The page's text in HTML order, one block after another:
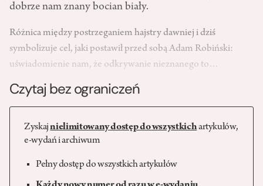
dobrze nam znany bocian biały.
Różnica między postrzeganiem hajstry dawniej i dziś
symbolizuje cel, jaki postawił przed sobą Adam Robiński:
uświadomienie nam, że odkrywanie nieznanego to…
Czytaj bez ograniczeń
Zyskajnielimitowany dostęp do wszystkichartykułów,
e-wydań i archiwum
Pełny dostęp do wszystkich artykułów